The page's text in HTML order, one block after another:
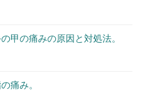
甲の痛みの原因と対処法。
痛み。